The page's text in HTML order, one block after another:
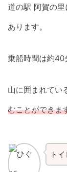
道の駅 阿賀の里
あります。
乗船時間は約40
山に囲まれてい
むことができま
ト